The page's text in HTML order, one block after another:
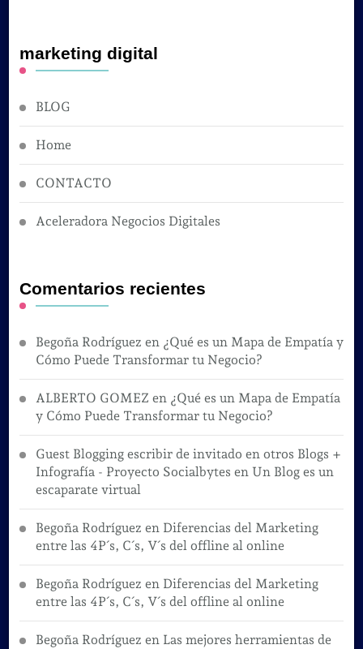
marketing digital
BLOG
Home
CONTACTO
Aceleradora Negocios Digitales
Comentarios recientes
Begoña Rodríguez en ¿Qué es un Mapa de Empatía y
Cómo Puede Transformar tu Negocio?
ALBERTO GOMEZ en ¿Qué es un Mapa de Empatía
y Cómo Puede Transformar tu Negocio?
Guest Blogging escribir de invitado en otros Blogs +
Infografía - Proyecto Socialbytes en Un Blog es un
escaparate virtual
Begoña Rodríguez en Diferencias del Marketing
entre las 4P´s, C´s, V´s del offline al online
Begoña Rodríguez en Diferencias del Marketing
entre las 4P´s, C´s, V´s del offline al online
Begoña Rodríguez en Las mejores herramientas de